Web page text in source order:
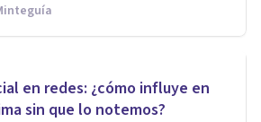
en redes: ¿cómo influye en
sin que lo notemos?